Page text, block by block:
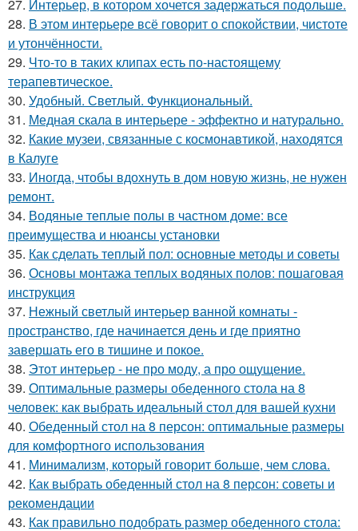
27. Интерьер, в котором хочется задержаться подольше.
28. В этом интерьере всё говорит о спокойствии, чистоте
и утончённости.
29. Что-то в таких клипах есть по-настоящему
терапевтическое.
30. Удобный. Светлый. Функциональный.
31. Медная скала в интерьере - эффектно и натурально.
32. Какие музеи, связанные с космонавтикой, находятся
в Калуге
33. Иногда, чтобы вдохнуть в дом новую жизнь, не нужен
ремонт.
34. Водяные теплые полы в частном доме: все
преимущества и нюансы установки
35. Как сделать теплый пол: основные методы и советы
36. Основы монтажа теплых водяных полов: пошаговая
инструкция
37. Нежный светлый интерьер ванной комнаты -
пространство, где начинается день и где приятно
завершать его в тишине и покое.
38. Этот интерьер - не про моду, а про ощущение.
39. Оптимальные размеры обеденного стола на 8
человек: как выбрать идеальный стол для вашей кухни
40. Обеденный стол на 8 персон: оптимальные размеры
для комфортного использования
41. Минимализм, который говорит больше, чем слова.
42. Как выбрать обеденный стол на 8 персон: советы и
рекомендации
43. Как правильно подобрать размер обеденного стола: